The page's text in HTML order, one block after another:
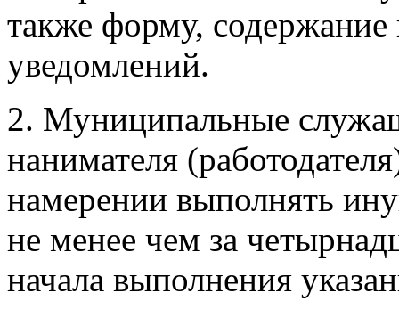
также форму, содержание
уведомлений.
2. Муниципальные
нанимателя
намерении выполнять
не менее чем за
начала выполнения